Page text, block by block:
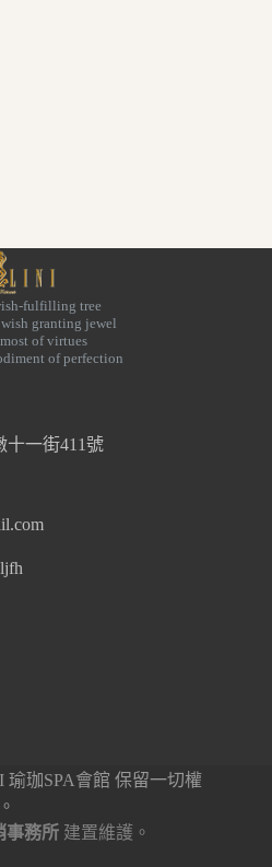
fulfilling tree
granting jewel
of virtues
of perfection
十一街411號
瑜珈SPA會館 保留一切權
事務所 建置維護。